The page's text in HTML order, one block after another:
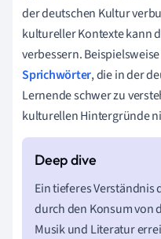
der deutschen Kultur
kultureller Kontexte kann
verbessern.
Sprichwörter, die in der
Lernende schwer zu
kulturellen Hintergründe
Ein tieferes
durch den Konsum von
Musik und Literatur